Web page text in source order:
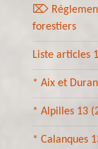
⌦
forestiers
Liste articles
* Aix et
* Alpilles 13
* Calanques